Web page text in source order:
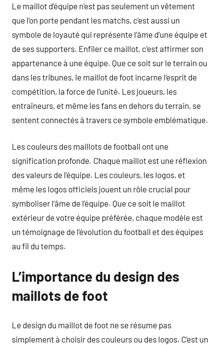
Le maillot d’équipe n’est pas seulement un vêtement
que l’on porte pendant les matchs, c’est aussi un
symbole de loyauté qui représente l’âme d’une équipe et
de ses supporters. Enfiler ce maillot, c’est affirmer son
appartenance à une équipe. Que ce soit sur le terrain ou
dans les tribunes, le maillot de foot incarne l’esprit de
compétition, la force de l’unité. Les joueurs, les
entraîneurs, et même les fans en dehors du terrain, se
sentent connectés à travers ce symbole emblématique.
Les couleurs des maillots de football ont une
signification profonde. Chaque maillot est une réflexion
des valeurs de l’équipe. Les couleurs, les logos, et
même les logos officiels jouent un rôle crucial pour
symboliser l’âme de l’équipe. Que ce soit le maillot
extérieur de votre équipe préférée, chaque modèle est
un témoignage de l’évolution du football et des équipes
au fil du temps.
L’importance du design des
maillots de foot
Le design du maillot de foot ne se résume pas
simplement à choisir des couleurs ou des logos. C’est un